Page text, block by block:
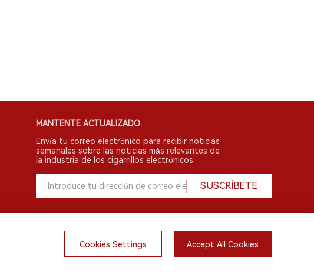
MANTENTE ACTUALIZADO.
Envía tu correo electrónico para recibir noticias
semanales sobre las noticias más relevantes de
la industria de los cigarrillos electrónicos.
SUSCRÍBETE
English
Cookies Settings Accept All Cookies